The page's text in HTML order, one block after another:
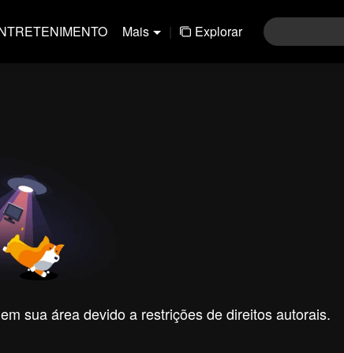
Mais | Explorar
sua área devido a restrições de direitos autorais.